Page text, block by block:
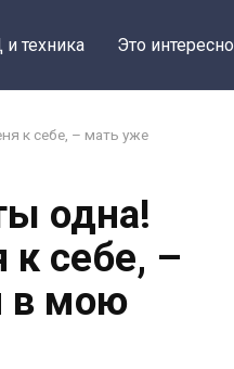
техника Это интересно
к себе, – мать уже
одна!
к себе, –
в мою